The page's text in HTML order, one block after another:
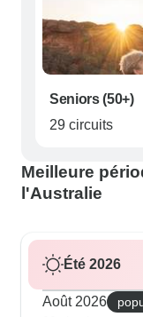
Seniors (50+)
29 circuits
Meilleure
l'Australie
Été 2026
Août 2026